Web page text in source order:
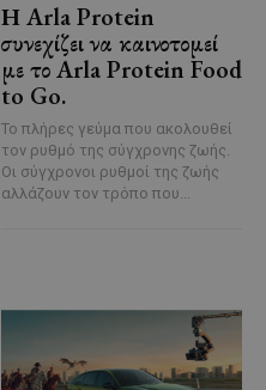
Η Arla Protein
συνεχίζει να καινοτομεί
με το Arla Protein Food
to Go.
Το πλήρες γεύμα που ακολουθεί
τον ρυθμό της σύγχρονης ζωής.
Οι σύγχρονοι ρυθμοί της ζωής
αλλάζουν τον τρόπο που...